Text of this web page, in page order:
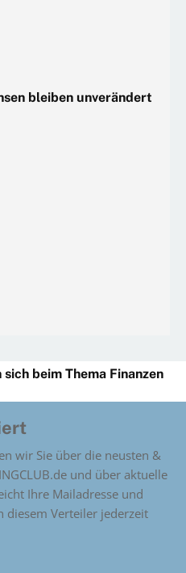
bleiben unverändert
beim Thema Finanzen
wir Sie über die neusten &
und über aktuelle
Ihre Mailadresse und
diesem Verteiler jederzeit